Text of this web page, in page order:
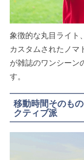
象徴的な丸目ライト
カスタムされたノマ
が雑誌のワンシーン
す。
移動時間そのも
クティブ派